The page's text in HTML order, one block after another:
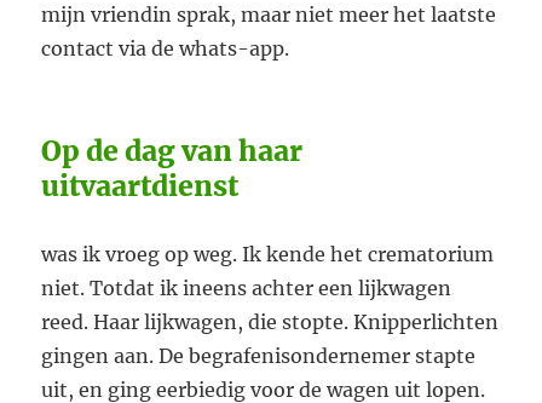
mijn vriendin sprak, maar niet meer het laatste
contact via de whats-app.
Op de dag van haar
uitvaartdienst
was ik vroeg op weg. Ik kende het crematorium
niet. Totdat ik ineens achter een lijkwagen
reed. Haar lijkwagen, die stopte. Knipperlichten
gingen aan. De begrafenisondernemer stapte
uit, en ging eerbiedig voor de wagen uit lopen.